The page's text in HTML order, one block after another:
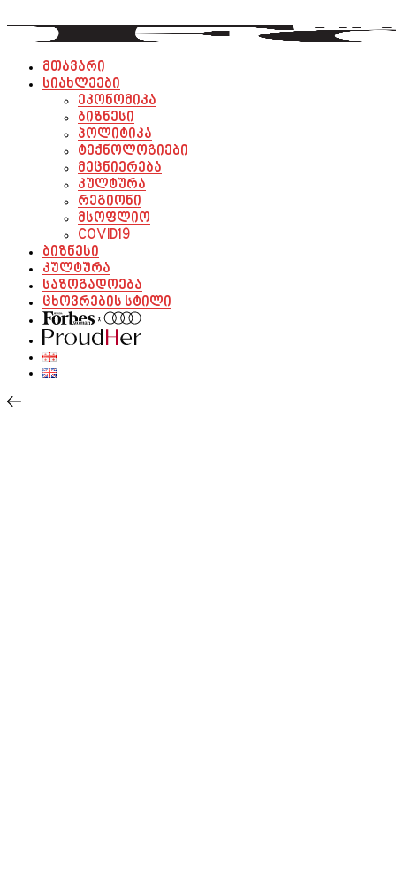
მთავარი
სიახლეები
ეკონომიკა
ბიზნესი
პოლიტიკა
ტექნოლოგიები
მეცნიერება
კულტურა
რეგიონი
მსოფლიო
COVID19
ბიზნესი
კულტურა
საზოგადოება
ცხოვრების სტილი